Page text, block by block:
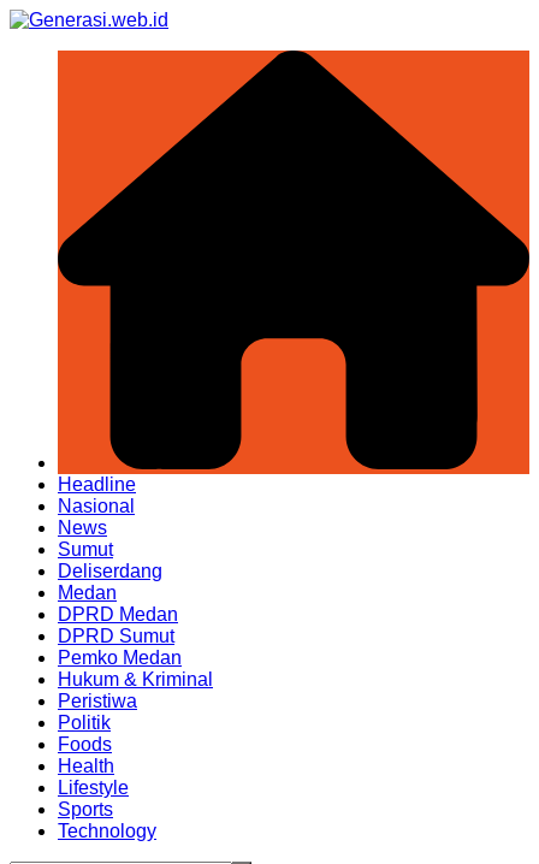
Skip
Headline
Nasional
News
Sumut
Deliserdang
Medan
DPRD Medan
DPRD Sumut
Pemko Medan
Hukum & Kriminal
Peristiwa
Politik
Foods
Health
Lifestyle
Sports
Technology